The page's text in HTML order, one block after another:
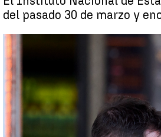
del pasado 30 de marzo y